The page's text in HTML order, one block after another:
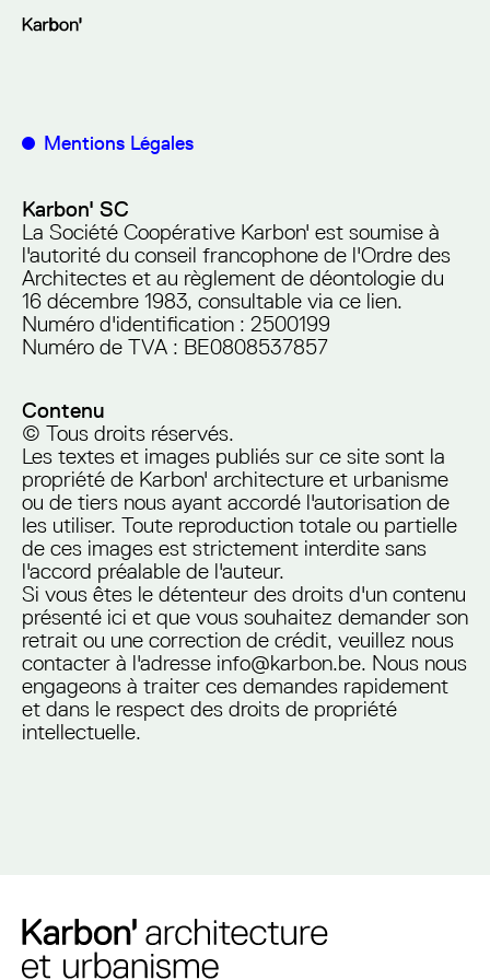
Mentions Légales
Karbon' SC
La Société Coopérative Karbon' est soumise à
l'autorité du conseil francophone de l'Ordre des
Architectes et au règlement de déontologie du
16 décembre 1983, consultable via ce lien.
Numéro d'identification : 2500199
Numéro de TVA : BE0808537857
Contenu
© Tous droits réservés.
Les textes et images publiés sur ce site sont la
propriété de Karbon' architecture et urbanisme
ou de tiers nous ayant accordé l'autorisation de
les utiliser. Toute reproduction totale ou partielle
de ces images est strictement interdite sans
l'accord préalable de l'auteur.
Si vous êtes le détenteur des droits d'un contenu
présenté ici et que vous souhaitez demander son
retrait ou une correction de crédit, veuillez nous
contacter à l'adresse info@karbon.be. Nous nous
engageons à traiter ces demandes rapidement
et dans le respect des droits de propriété
intellectuelle.